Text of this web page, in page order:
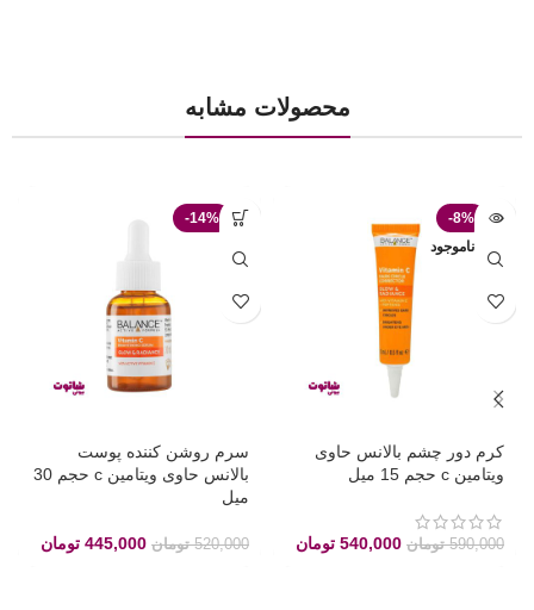
محصولات مشابه
-8%
ناموجود
کرم دور چشم بالانس حاوی
ویتامین c حجم 15 میل
590,000 تومان 540,000 تومان
-14%
سرم روشن کننده پوست
بالانس حاوی ویتامین c حجم 30
میل
520,000 تومان 445,000 تومان